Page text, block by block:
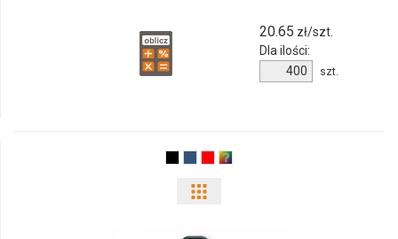
20.65 zł/szt.
Dla ilości:
produktu
szt.